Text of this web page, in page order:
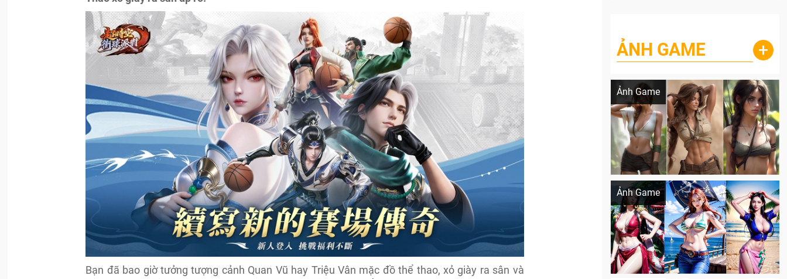
Bạn đã bao giờ tưởng tượng cảnh Quan Vũ hay Triệu Vân mặc đồ thể thao, xỏ giày ra sân và
ẢNH GAME +
Ảnh Game
Lala Croft vừa nóng vừa xinh dưới nét vẽ
Ảnh Game
Khi AI Cosplay gái đẹp One Piece
Cosplay Xiangling siêu cute